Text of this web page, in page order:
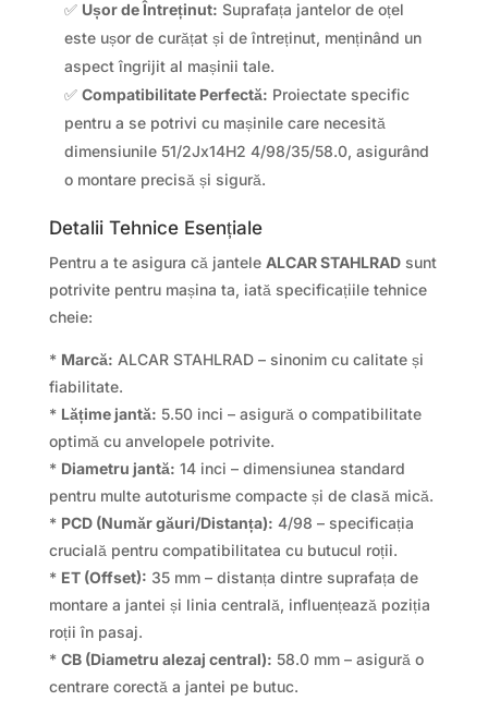
✅ Ușor de Întreținut: Suprafața jantelor de oțel
este ușor de curățat și de întreținut, menținând un
aspect îngrijit al mașinii tale.
✅ Compatibilitate Perfectă: Proiectate specific
pentru a se potrivi cu mașinile care necesită
dimensiunile 51/2Jx14H2 4/98/35/58.0, asigurând
o montare precisă și sigură.
Detalii Tehnice Esențiale
Pentru a te asigura că jantele ALCAR STAHLRADsunt
potrivite pentru mașina ta, iată specificațiile tehnice
cheie:
* Marcă: ALCAR STAHLRAD – sinonim cu calitate și
fiabilitate.
* Lățime jantă: 5.50 inci – asigură o compatibilitate
optimă cu anvelopele potrivite.
* Diametru jantă: 14 inci – dimensiunea standard
pentru multe autoturisme compacte și de clasă mică.
* PCD (Număr găuri/Distanța): 4/98 – specificația
crucială pentru compatibilitatea cu butucul roții.
* ET (Offset): 35 mm – distanța dintre suprafața de
montare a jantei și linia centrală, influențează poziția
roții în pasaj.
* CB (Diametru alezaj central): 58.0 mm – asigură o
centrare corectă a jantei pe butuc.